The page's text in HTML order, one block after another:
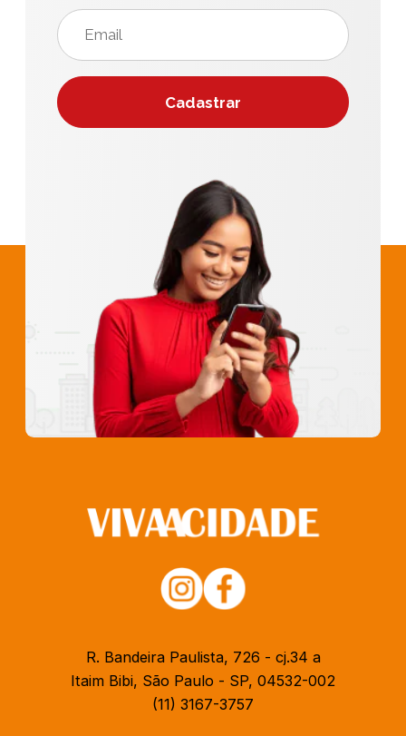
R. Bandeira Paulista, 726 - cj.34 a
Itaim Bibi, São Paulo - SP, 04532-002
(11) 3167-3757